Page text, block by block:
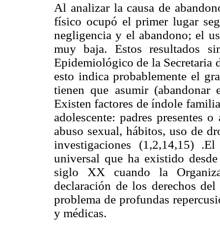
Al analizar la causa de
físico ocupó el primer lugar
negligencia y el abandono; el
muy baja. Estos resultados
Epidemiológico de la Secretaria
esto indica probablemente el
tienen que asumir
Existen factores de índole
adolescente: padres presentes
abuso sexual, hábitos, uso de
investigaciones (1,2,14,15)
universal que ha existido
siglo XX cuando la
declaración de los derechos
problema de profundas
y médicas.